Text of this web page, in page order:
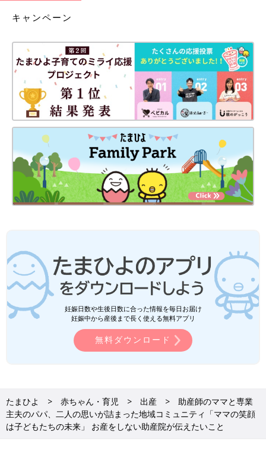
キャンペーン
妊娠日数や生後日数に合った情報を毎日お届け
妊娠中から産後まで長く使える無料アプリ
無料ダウンロード
たまひよ 赤ちゃん・育児 出産
助産師のママと専業
主夫のパパ、二人の思いが詰まった地域コミュニティ「ママの笑顔
は子どもたちの未来」 お産をしない助産院が伝えたいこと